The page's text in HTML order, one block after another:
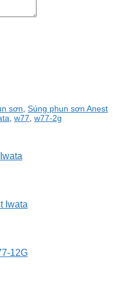
sơn Súng phun sơn Anest
w77 w77-2g
Iwata
12G